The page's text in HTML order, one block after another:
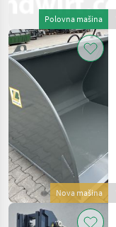
Polovna mašina
Nova mašina